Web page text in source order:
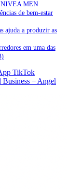
NIVEA MEN
de bem-estar
ajuda a produzir as
em uma das
TikTok